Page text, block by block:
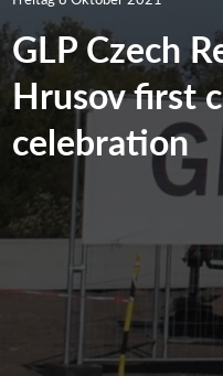
GLP Czech
Hrusov first
celebration